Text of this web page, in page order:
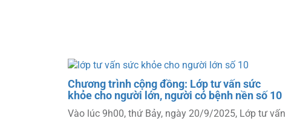
Chương trình cộng đồng: Lớp tư vấn sức
khỏe cho người lớn, người có bệnh nền số 10
Vào lúc 9h00, thứ Bảy, ngày 20/9/2025, Lớp tư vấn